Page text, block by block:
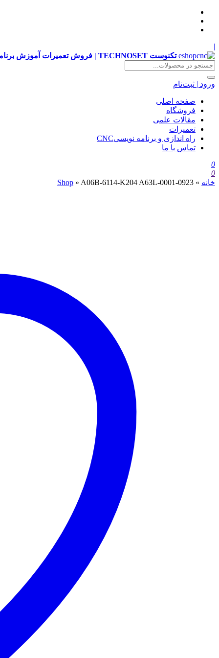
|
تکنوست TECHNOSET | فروش تعمیرات آموزش برنامه نویسی cnc زیمنس فانوک هایدن siemens ,fanuc, heidenhain ,hust, gsk
ورود | ثبت‌نام
صفحه اصلی
فروشگاه
مقالات علمی
تعمیرات
راه اندازی و برنامه نویسیCNC
تماس با ما
0
0
خانه »
Shop » A06B-6114-K204 A63L-0001-0923